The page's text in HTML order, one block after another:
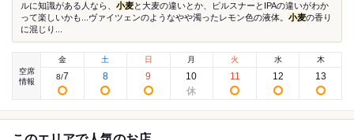
ルに知識がある人なら、 小麦と大麦の違いとか、ピルスナーとIPAの違いがわか
って楽しいかも...ヴァイツェンのようなやや濁ったレモン色の液体。 小麦の香り
に混じり...
空席
情報
金
8/7
土
8
日
9
月
10
火
11
水
12
木
13